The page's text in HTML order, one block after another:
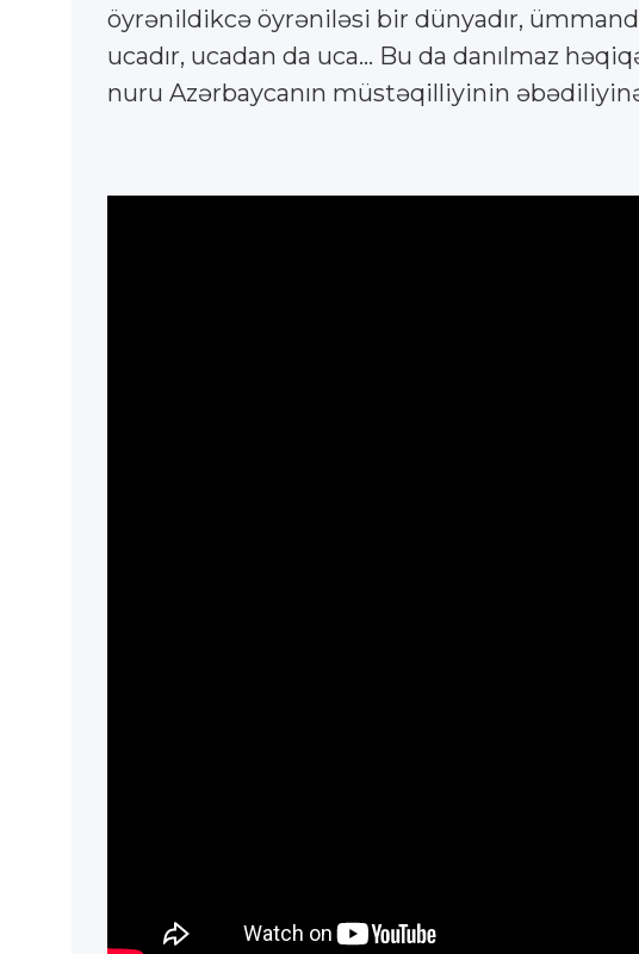
öyrənildikcə öyrəniləsi bir dünyadır,
ucadır, ucadan da uca... Bu da danılmaz
nuru Azərbaycanın müstəqilliyinin